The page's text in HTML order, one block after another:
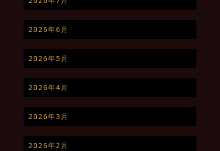
2026年6月
2026年5月
2026年4月
2026年3月
2026年2月